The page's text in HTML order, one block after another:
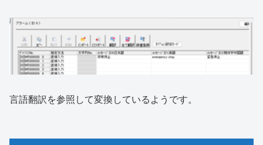
言語翻訳を参照して変換しているようです。